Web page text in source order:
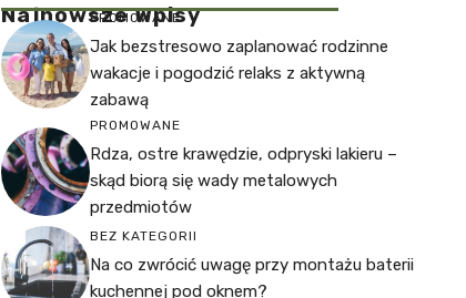
Najnowsze Wpisy
PROMOWANE
Jak bezstresowo zaplanować rodzinne
wakacje i pogodzić relaks z aktywną
zabawą
PROMOWANE
Rdza, ostre krawędzie, odpryski lakieru –
skąd biorą się wady metalowych
przedmiotów
BEZ KATEGORII
Na co zwrócić uwagę przy montażu baterii
kuchennej pod oknem?